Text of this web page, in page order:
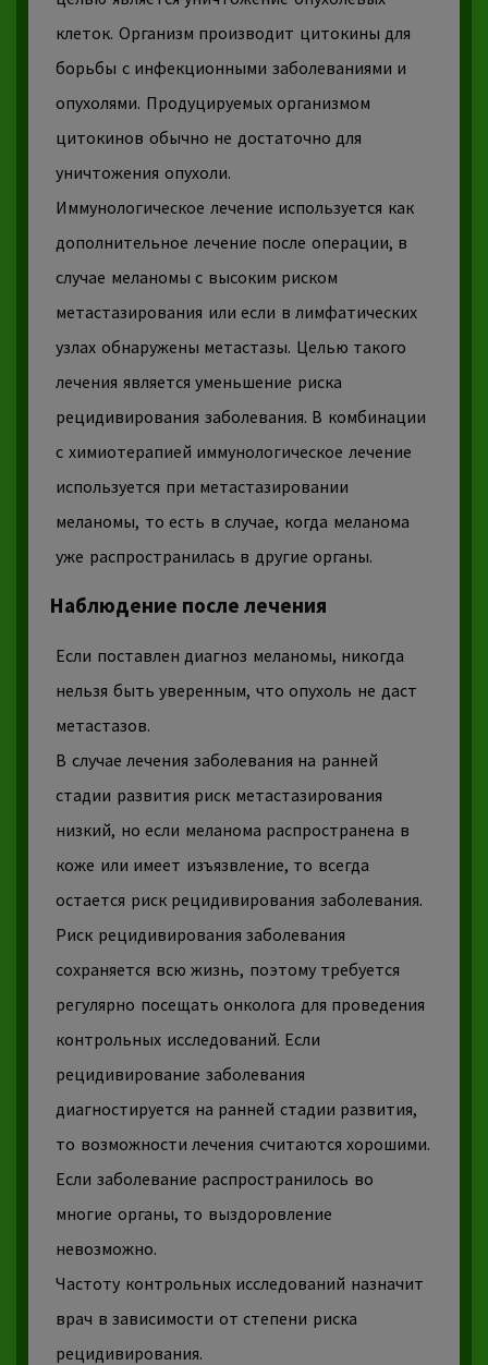
клеток. Организм производит цитокины для
борьбы с инфекционными заболеваниями и
опухолями. Продуцируемых организмом
цитокинов обычно не достаточно для
уничтожения опухоли.
Иммунологическое лечение используется как
дополнительное лечение после операции, в
случае меланомы с высоким риском
метастазирования или если в лимфатических
узлах обнаружены метастазы. Целью такого
лечения является уменьшение риска
рецидивирования заболевания. В комбинации
с химиотерапией иммунологическое лечение
используется при метастазировании
меланомы, то есть в случае, когда меланома
уже распространилась в другие органы.
Наблюдение после лечения
Если поставлен диагноз меланомы, никогда
нельзя быть уверенным, что опухоль не даст
метастазов.
В случае лечения заболевания на ранней
стадии развития риск метастазирования
низкий, но если меланома распространена в
коже или имеет изъязвление, то всегда
остается риск рецидивирования заболевания.
Риск рецидивирования заболевания
сохраняется всю жизнь, поэтому требуется
регулярно посещать онколога для проведения
контрольных исследований. Если
рецидивирование заболевания
диагностируется на ранней стадии развития,
то возможности лечения считаются хорошими.
Если заболевание распространилось во
многие органы, то выздоровление
невозможно.
Частоту контрольных исследований назначит
врач в зависимости от степени риска
рецидивирования.